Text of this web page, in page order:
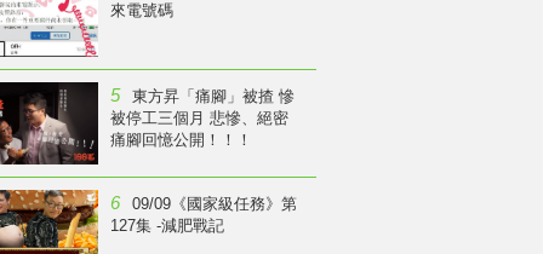
來電號碼
5
東方昇「痛腳」被揸 慘
被停工三個月 悲慘、絕密
痛腳回憶公開！！！
6
09/09《國家級任務》第
127集 -減肥戰記